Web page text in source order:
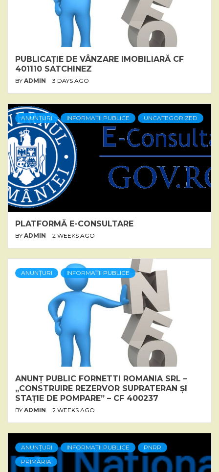
PUBLICAȚIE DE VÂNZARE IMOBILIARĂ CF
401110 SATCHINEZ
BY ADMIN 3 DAYS AGO
ANUNȚURI INFORMAȚII PUBLICE UNCATEGORIZED
PLATFORMĂ E-CONSULTARE
BY ADMIN 2 WEEKS AGO
ANUNȚURI INFORMAȚII PUBLICE
ANUNȚ PUBLIC FORNETTI ROMANIA SRL –
„CONSTRUIRE REZERVOR SUPRATERAN ȘI
STAȚIE DE POMPARE” – CF 400237
BY ADMIN 2 WEEKS AGO
ANUNȚURI INFORMAȚII PUBLICE
PNRR
PRIMĂRIA